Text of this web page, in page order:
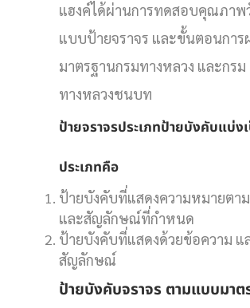
แฮงค์ได้ผ่านการทดสอบคุณภาพ
แบบป้ายจราจร และขั้นตอนการ
มาตรฐานกรมทางหลวง และกรม
ทางหลวงชนบท
ป้ายจราจรประเภทป้ายบังคับแบ่ง
ประเภทคือ
ป้ายบังคับที่แสดงความหมายตา
และสัญลักษณ์ที่กำหนด
ป้ายบังคับที่แสดงด้วยข้อความ แ
สัญลักษณ์
ป้ายบังคับจราจร ตามแบบมาต